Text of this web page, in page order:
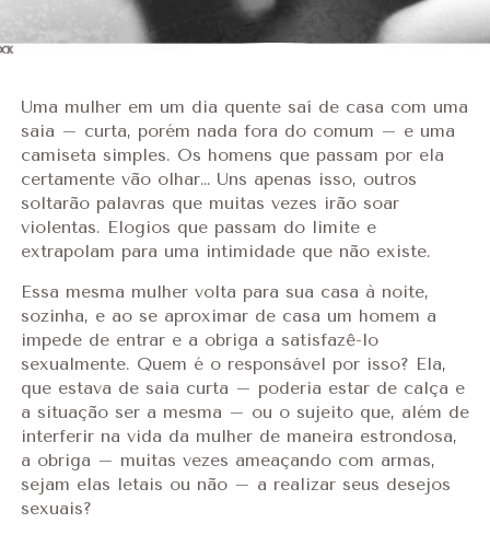
Uma mulher em um dia quente saí de casa com uma
saia – curta, porém nada fora do comum – e uma
camiseta simples. Os homens que passam por ela
certamente vão olhar… Uns apenas isso, outros
soltarão palavras que muitas vezes irão soar
violentas. Elogios que passam do limite e
extrapolam para uma intimidade que não existe.
Essa mesma mulher volta para sua casa à noite,
sozinha, e ao se aproximar de casa um homem a
impede de entrar e a obriga a satisfazê-lo
sexualmente. Quem é o responsável por isso? Ela,
que estava de saia curta – poderia estar de calça e
a situação ser a mesma – ou o sujeito que, além de
interferir na vida da mulher de maneira estrondosa,
a obriga – muitas vezes ameaçando com armas,
sejam elas letais ou não – a realizar seus desejos
sexuais?